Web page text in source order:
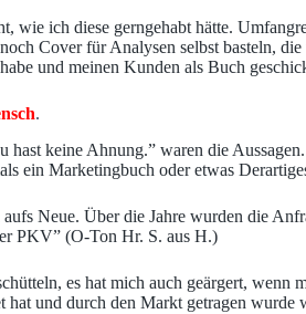
wie ich diese gerngehabt hätte.
Cover für Analysen selbst basteln,
und meinen Kunden als Buch
.
keine Ahnung.” waren die
ein Marketingbuch oder etwas
Neue. Über die Jahre wurden die
PKV” (O-Ton Hr. S. aus H.)
es hat mich auch geärgert,
und durch den Markt getragen wurde